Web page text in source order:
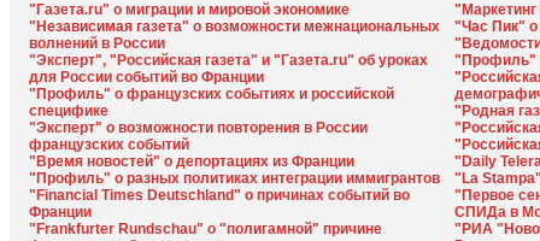
"Газета.ru" о миграции и мировой экономике
"Независимая газета" о возможности межнациональных
волнений в России
"Эксперт", "Российская газета" и "Газета.ru" об уроках
для России событий во Франции
"Профиль" о французских событиях и российской
специфике
"Эксперт" о возможности повторения в России
французских событий
"Время новостей" о депортациях из Франции
"Профиль" о разных политиках интеграции иммигрантов
"Financial Times Deutschland" о причинах событий во
Франции
"Frankfurter Rundschau" о "полигамной" причине
"Час Пик" о
"Профиль"
"Родная
"Daily
"La
"Первое
СПИДа в
"РИА